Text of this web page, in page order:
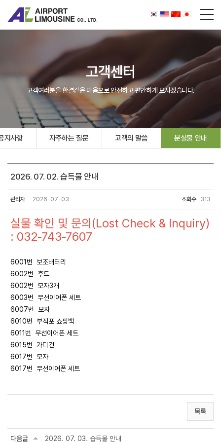
고객센터
고객여러분을 한결같은 마음으로 안전하고 편안하게 모시겠습니다.
지사항 자주하는 질문 고객의 말씀 분실물 안내
2026. 07. 02. 습득물 안내
관리자 2026-07-03 조회수 313
실물 확인 및 문의(Lost Check & Inquiry)
: 032-743-7607
6001번 보조배터리
6002번 후드
6002번 모자3개
6003번 무선이어폰 세트
6007번 모자
6010번 부직포 쇼핑백
6011번 무선이어폰 세트
6015번 가디건
6017번 모자
6017번 무선이어폰 세트
목록
다음글 2026. 07. 03. 습득물 안내